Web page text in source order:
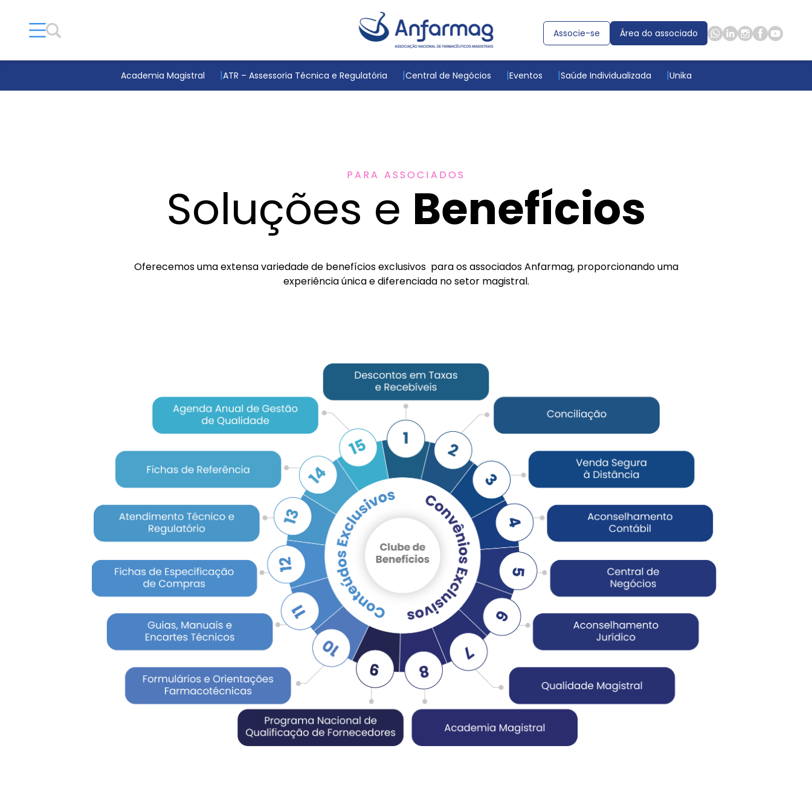
Associe-se Área do associado
Academia Magistral ATR – Assessoria Técnica e Regulatória Central de Negócios Eventos Saúde Individualizada Unika
PARA ASSOCIADOS
Soluções e Benefícios
Oferecemos uma extensa variedade de benefícios exclusivos para os associados Anfarmag, proporcionando uma
experiência única e diferenciada no setor magistral.